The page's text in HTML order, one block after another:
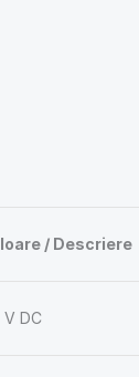
/ Descriere
DC